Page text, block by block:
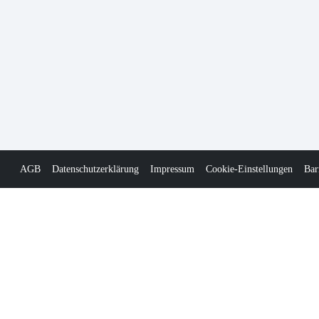
AGB Datenschutzerklärung Impressum Cookie-Einstellungen